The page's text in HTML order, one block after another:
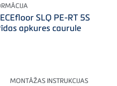
SLQ PE-RT 5S
apkures caurule
MONTĀŽAS INSTRUKCIJAS